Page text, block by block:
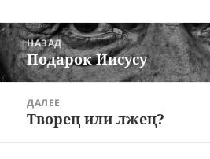
Навигация
по
записям
НАЗАД
Предыдущая
запись:
Подарок Иисусу
ДАЛЕЕ
Следующая
Творец или лжец?